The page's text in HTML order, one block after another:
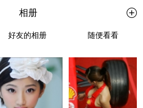
相册
好友的相册 随便看看